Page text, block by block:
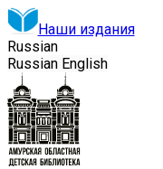
Наши издания
Russian
Russian English